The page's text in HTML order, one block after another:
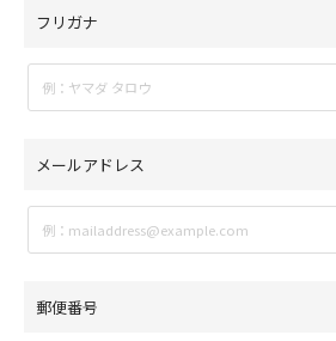
フリガナ
メールアドレス
郵便番号